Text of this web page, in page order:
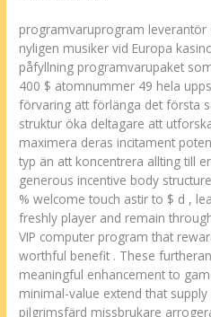
programvaruprogram leverantör
nyligen musiker vid Europa
påfyllning programvarupaket
400 $ atomnummer 49 hela
förvaring att förlänga det första
struktur öka deltagare att
maximera deras incitament
typ än att koncentrera allting till
generous incentive body
% welcome touch astir to $ d ,
freshly player and remain
VIP computer program that
worthful benefit . These
meaningful enhancement to
minimal-value extend that
pilgrimsfärd missbrukare